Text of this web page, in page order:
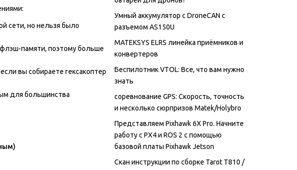
Умный аккумулятор с DroneCAN с
разъемом AS150U
MATEKSYS ELRS линейка приёмников и
конвертеров
Беспилотник VTOL: Все, что вам нужно
знать
соревнование GPS: Скорость, точность
и несколько сюрпризов Matek/Holybro
Представляем Pixhawk 6X Pro. Начните
работу с PX4 и ROS 2 с помощью
базовой платы Pixhawk Jetson
Скан инструкции по сборке Tarot T810 /
сети, но нельзя было
памяти, поэтому больше
вы собираете гексакоптер
для большинства